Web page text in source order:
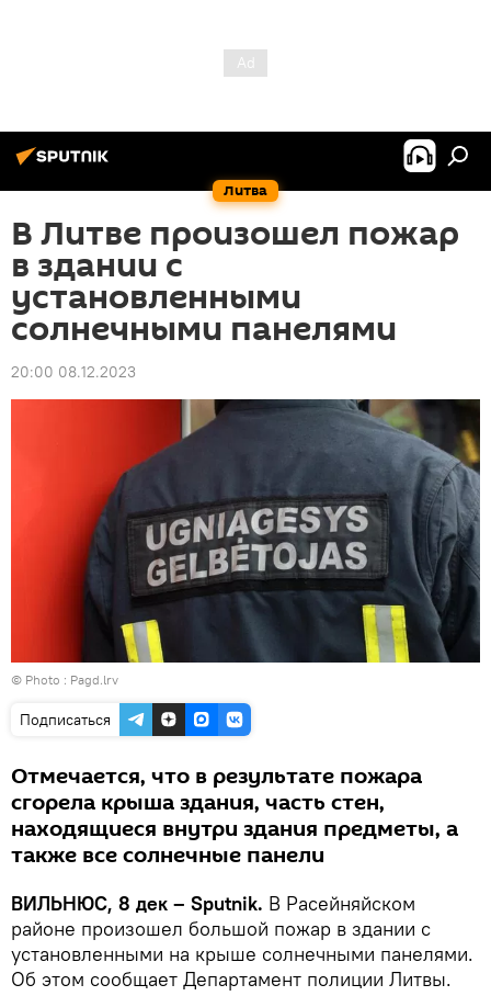
Литва
В Литве произошел пожар
в здании с
установленными
солнечными панелями
20:00 08.12.2023
© Photo : Pagd.lrv
Подписаться
Отмечается, что в результате пожара
сгорела крыша здания, часть стен,
находящиеся внутри здания предметы, а
также все солнечные панели
ВИЛЬНЮС, 8 дек – Sputnik. В Расейняйском
районе произошел большой пожар в здании с
установленными на крыше солнечными панелями.
Об этом сообщает Департамент полиции Литвы.